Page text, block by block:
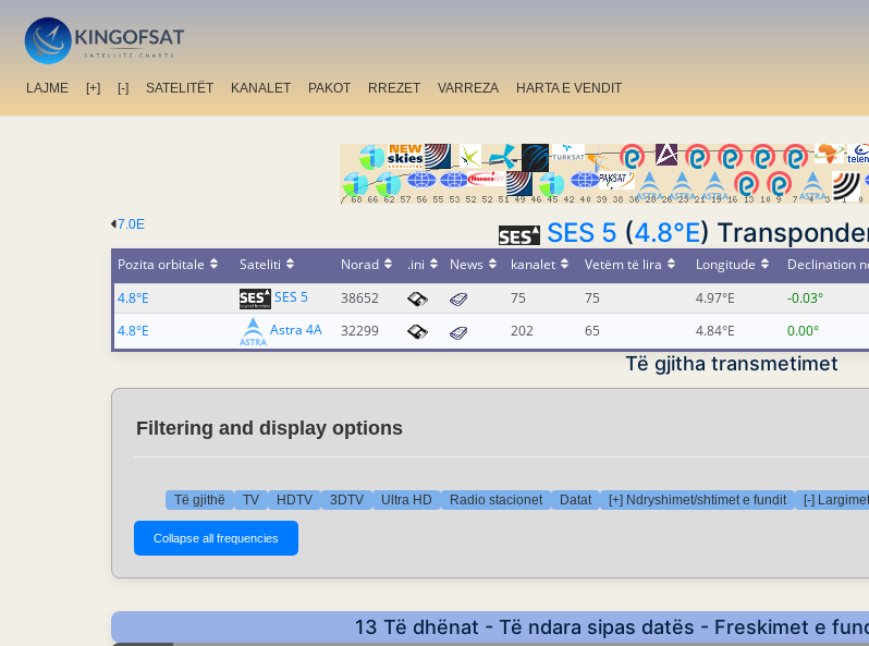
LAJME [+] [-] SATELITËT KANALET PAKOT RREZET VARREZA HARTA E VENDIT
7.0E SES 5 (4.8°E)
Pozita orbitale Sateliti Norad .ini News kanalet Vetëm të lira Longitude Declination
4.8°E
SES 5 38652 75 75 4.97°E -0.03°
4.8°E
Astra 4A 32299 202 65 4.84°E 0.00°
Të gjitha transmetimet
Filtering and display options
Të gjithë TV HDTV 3DTV Ultra HD Radio stacionet Datat [+] Ndryshimet/shtimet e fundit [-]
13 Të dhënat - Të ndara sipas datës - Freskimet e